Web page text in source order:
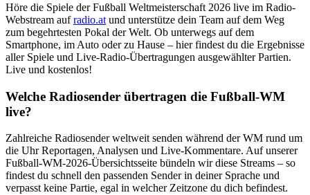
Höre die Spiele der Fußball Weltmeisterschaft 2026 live im Radio-
Webstream aufradio.at und unterstütze dein Team auf dem Weg
zum begehrtesten Pokal der Welt. Ob unterwegs auf dem
Smartphone, im Auto oder zu Hause – hier findest du die Ergebnisse
aller Spiele und Live-Radio-Übertragungen ausgewählter Partien.
Live und kostenlos!
Welche Radiosender übertragen die Fußball-WM
live?
Zahlreiche Radiosender weltweit senden während der WM rund um
die Uhr Reportagen, Analysen und Live-Kommentare. Auf unserer
Fußball-WM-2026-Übersichtsseite bündeln wir diese Streams – so
findest du schnell den passenden Sender in deiner Sprache und
verpasst keine Partie, egal in welcher Zeitzone du dich befindest.